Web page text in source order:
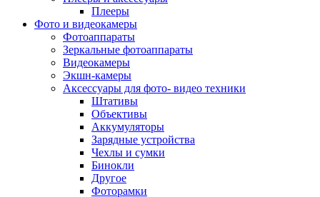
Внешние аккумуляторы
Гарнитуры для телефонов
Держатели и подставки
Док станции
Зарядные устройства
Защитные стекла для смартфонов
Кабели и шлейфы
Моноподы
Пленки для планшетов
Прочие аксессуары для телефонов
Стилусы
Трекеры
Чехлы для планшетов
Чехлы для смартфонов
Аксессуары для смарт-часов
Плееры
Фото и видеокамеры
Фотоаппараты
Зеркальные фотоаппараты
Видеокамеры
Экшн-камеры
Аксессуары для фото- видео техники
Штативы
Объективы
Аккумуляторы
Зарядные устройства
Чехлы и сумки
Бинокли
Другое
Фоторамки